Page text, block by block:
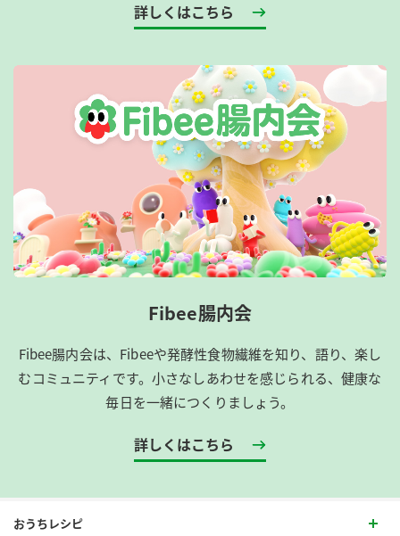
詳しくはこちら
Fibee腸内会
Fibee腸内会は、​Fibeeや発酵性食物繊維を知り、語り、楽し
むコミュニティです。​小さなしあわせを感じられる、健康な
毎日を一緒につくりましょう。
詳しくはこちら
おうちレシピ